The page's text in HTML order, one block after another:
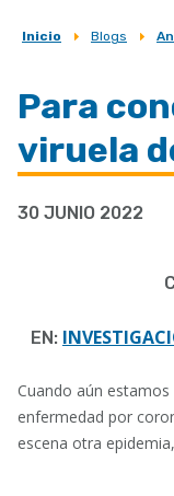
Sobrescribir
de
ayuda
la
Inicio Blogs
Para
viruela
30 JUNIO 2022
EN:
Cuando aún
enfermedad por
escena otra